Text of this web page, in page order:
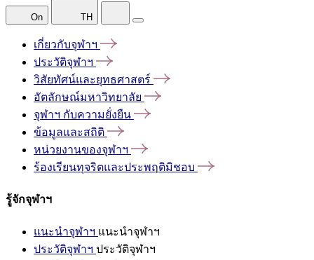
On TH
เกี่ยวกับจุฬาฯ
ประวัติจุฬาฯ
วิสัยทัศน์และยุทธศาสตร์
อัตลักษณ์มหาวิทยาลัย
จุฬาฯ กับความยั่งยืน
ข้อมูลและสถิติ
หน่วยงานของจุฬาฯ
ร้องเรียนทุจริตและประพฤติมิชอบ
รู้จักจุฬาฯ
แนะนำจุฬาฯ แนะนำจุฬาฯ
ประวัติจุฬาฯ ประวัติจุฬาฯ